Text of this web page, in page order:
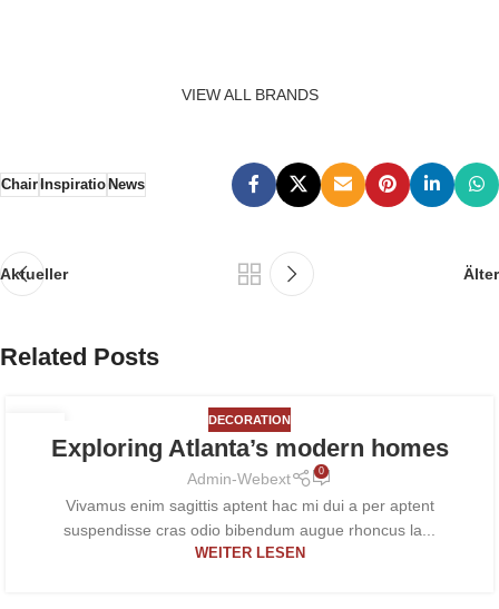
VIEW ALL BRANDS
ChairInspiratioNews
Aktueller Älter
Related Posts
DECORATION
Exploring Atlanta’s modern homes
Admin-Webext 0
Vivamus enim sagittis aptent hac mi dui a per aptent
suspendisse cras odio bibendum augue rhoncus la...
WEITER LESEN